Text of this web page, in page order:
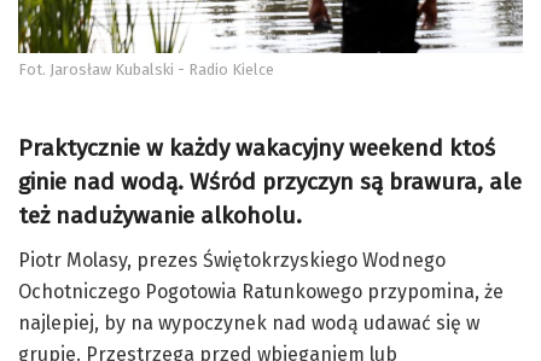
Fot. Jarosław Kubalski - Radio Kielce
Praktycznie w każdy wakacyjny weekend ktoś
ginie nad wodą. Wśród przyczyn są brawura, ale
też nadużywanie alkoholu.
Piotr Molasy, prezes Świętokrzyskiego Wodnego
Ochotniczego Pogotowia Ratunkowego przypomina, że
najlepiej, by na wypoczynek nad wodą udawać się w
grupie. Przestrzega przed wbieganiem lub